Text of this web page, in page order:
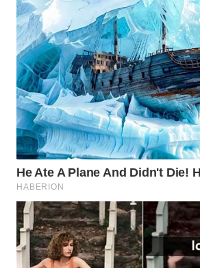
WN
SEMARANG
WN
SOLO
WN
BOROBUDUR
WN
MADURA
WN
SURABAYA
WN